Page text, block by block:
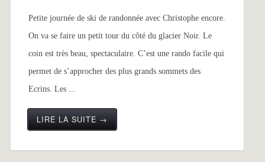
Petite journée de ski de randonnée avec Christophe encore.
On va se faire un petit tour du côté du glacier Noir. Le
coin est très beau, spectaculaire. C’est une rando facile qui
permet de s’approcher des plus grands sommets des
Ecrins. Les ...
LIRE LA SUITE →